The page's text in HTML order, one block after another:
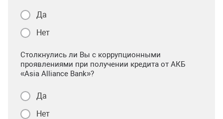
Да
Нет
Столкнулись ли Вы с коррупционными
проявлениями при получении кредита от АКБ
«Asia Alliance Bank»?
Да
Нет